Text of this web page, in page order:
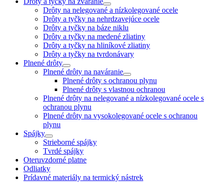
Drôty na nelegované a nízkolegované ocele
Drôty a tyčky na nehrdzavejúce ocele
Drôty a tyčky na báze niklu
Drôty a tyčky na medené zliatiny
Drôty a tyčky na hliníkové zliatiny
Drôty a tyčky na tvrdonávary
Plnené drôty
Plnené drôty na naváranie
Plnené drôty s ochranou plynu
Plnené drôty s vlastnou ochranou
Plnené drôty na nelegované a nízkolegované ocele s
ochranou plynu
Plnené drôty na vysokolegované ocele s ochranou
plynu
Spájky
Strieborné spájky
Tvrdé spájky
Oteruvzdorné platne
Odliatky
Prídavné materiály na termický nástrek